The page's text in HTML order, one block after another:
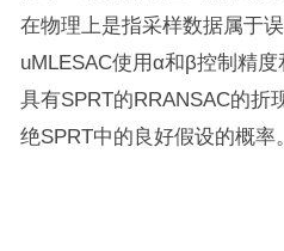
在物理上是指采样数据属于
uMLESAC使用α和β控制精度
具有SPRT的RRANSAC的折
绝SPRT中的良好假设的概率。